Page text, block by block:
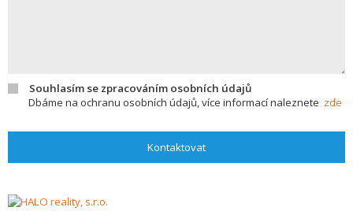
Souhlasím se zpracováním osobních údajů
Dbáme na ochranu osobních údajů, více informací naleznete zde
Kontaktovat